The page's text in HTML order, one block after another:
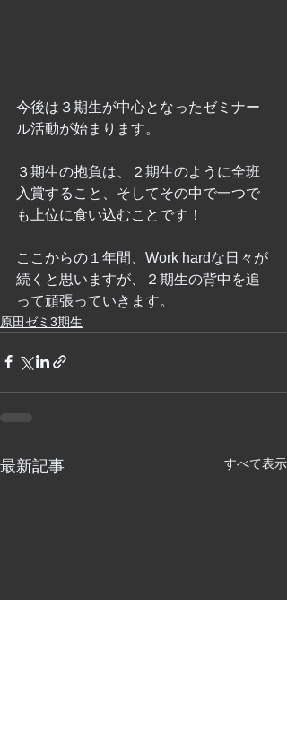
今後は３期生が中心となったゼミナー
ル活動が始まります。
３期生の抱負は、２期生のように全班
入賞すること、そしてその中で一つで
も上位に食い込むことです！
ここからの１年間、Work hardな日々が
続くと思いますが、２期生の背中を追
って頑張っていきます。
原田ゼミ3期生
最新記事 すべて表示